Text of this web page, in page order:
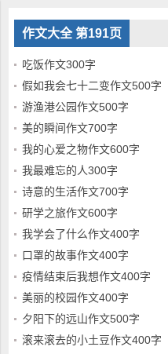
作文大全 第191页
吃饭作文300字
假如我会七十二变作文500字
游渔港公园作文500字
美的瞬间作文700字
我的心爱之物作文600字
我最难忘的人300字
诗意的生活作文700字
研学之旅作文600字
我学会了什么作文400字
口罩的故事作文400字
疫情结束后我想作文400字
美丽的校园作文400字
夕阳下的远山作文500字
滚来滚去的小土豆作文400字